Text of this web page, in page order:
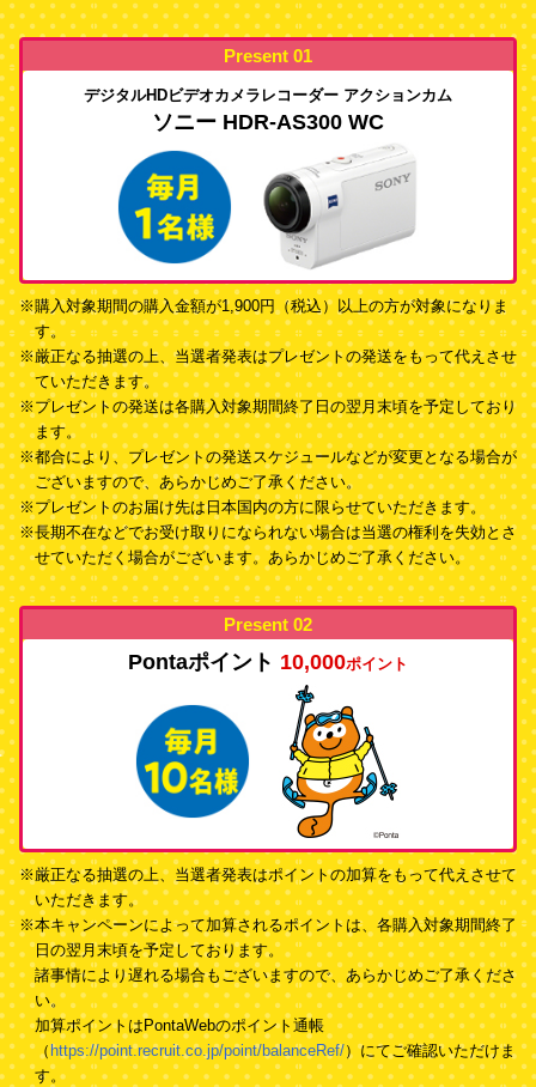
Present 01
デジタルHDビデオカメラレコーダー アクションカム
ソニー HDR-AS300 WC
※購入対象期間の購入金額が1,900円（税込）以上の方が対象になりま
す。
※厳正なる抽選の上、当選者発表はプレゼントの発送をもって代えさせ
ていただきます。
※プレゼントの発送は各購入対象期間終了日の翌月末頃を予定しており
ます。
※都合により、プレゼントの発送スケジュールなどが変更となる場合が
ございますので、あらかじめご了承ください。
※プレゼントのお届け先は日本国内の方に限らせていただきます。
※長期不在などでお受け取りになられない場合は当選の権利を失効とさ
せていただく場合がございます。あらかじめご了承ください。
Present 02
Pontaポイント 10,000ポイント
※厳正なる抽選の上、当選者発表はポイントの加算をもって代えさせて
いただきます。
※本キャンペーンによって加算されるポイントは、各購入対象期間終了
日の翌月末頃を予定しております。
諸事情により遅れる場合もございますので、あらかじめご了承くださ
い。
加算ポイントはPontaWebのポイント通帳
（https://point.recruit.co.jp/point/balanceRef/）にてご確認いただけま
す。